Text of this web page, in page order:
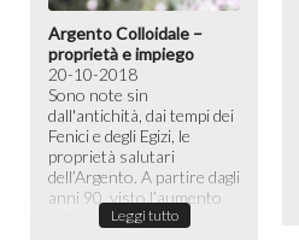
Argento Colloidale –
proprietà e impiego
20-10-2018
Sono note sin
dall'antichità, dai tempi dei
Fenici e degli Egizi, le
proprietà salutari
dell’Argento. A partire dagli
anni 90, visto l’aumento
Leggi tutto